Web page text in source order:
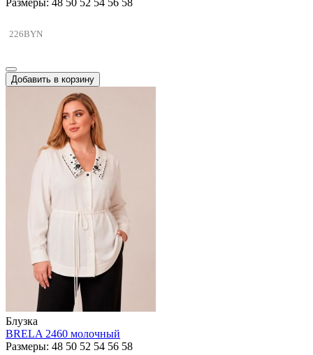
Размеры: 48 50 52 54 56 58
226BYN
Добавить в корзину
Блузка
BRELA 2460 молочный
Размеры: 48 50 52 54 56 58